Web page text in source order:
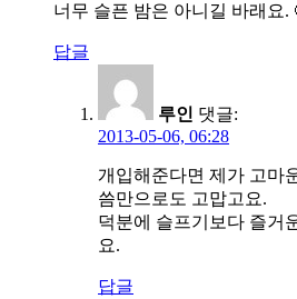
너무 슬픈 밤은 아니길 바래요.
답글
루인 댓글:
2013-05-06, 06:28
개입해준다면 제가 고마
씀만으로도 고맙고요.
덕분에 슬프기보다 즐거
요.
답글